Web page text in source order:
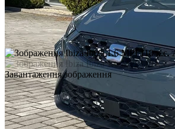
Завантаження зображення